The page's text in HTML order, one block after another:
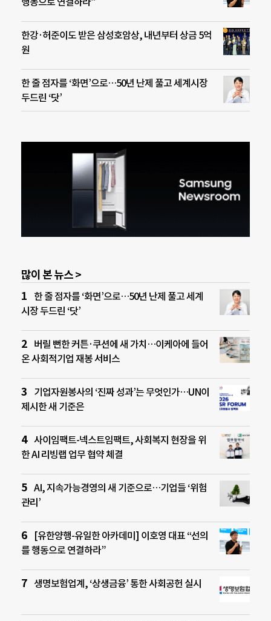
한강·허준이도 받은 삼성호암상, 내년부터 상금 5억
원
한 줄 점자를 ‘화면’으로…50년 난제 풀고 세계시장
두드린 ‘닷’
많이 본 뉴스 >
한 줄 점자를 ‘화면’으로…50년 난제 풀고 세계
시장 두드린 ‘닷’
버릴 뻔한 커튼·쿠션에 새 가치…이케아에 들어
온 사회적기업 재봉 서비스
기업자원봉사의 ‘진짜 성과’는 무엇인가…UN이
제시한 새 기준은
사이임팩트-넥스트임팩트, 사회복지 현장을 위
한 AI 리빙랩 업무 협약 체결
AI, 지속가능경영의 새 기준으로…기업들 ‘위험
관리’
[유한양행-유일한 아카데미] 이호영 대표 “선의
를 행동으로 연결하라”
생명보험업계, ‘상생금융’ 통한 사회공헌 실시